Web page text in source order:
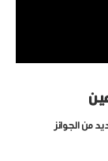
من الجوائز